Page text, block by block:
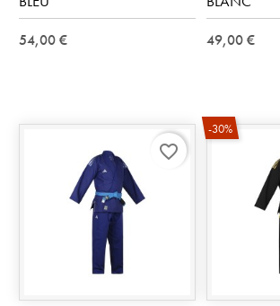
54,00 € 49,00 €
favorite_border
-30%